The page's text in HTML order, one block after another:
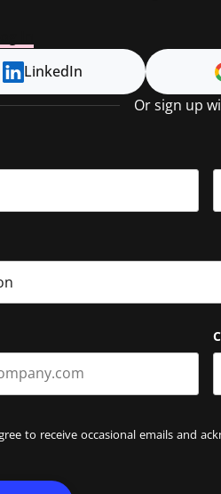
LinkedIn
Or sign up
to receive occasional emails and